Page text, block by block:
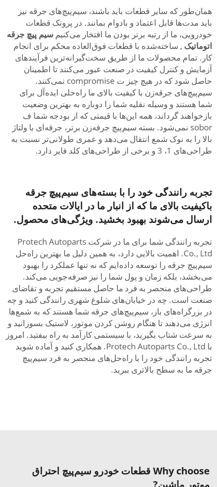
همان‌طور که سایر قطعات باید باشند، سیم‌پیچ‌های جرقه نیز
باید مدت‌ها قابل اعتماد و بادوام بمانند. در پروتک قطعات
خودرویی، ما از رتبه برتر بودن ما افتخار می‌کنیم سیم پیچ جرقه
اتوماتیک , ساخته‌شده با قطعات فوق‌العاده محکم برای انجام
کار. تمام محصولات ما از طریق سخت‌گیرانه‌ترین فرآیندهای
آزمایش و کنترل کیفیت در صنعت عبور می‌کنند تا اطمینان
حاصل شود که در هیچ چیز ت compromise نمی‌کنند.
سیم‌پیچ‌های جرقه‌زن با کیفیت بالای ما راه‌حلی ایده‌آل برای
شما هستند و وسیله نقلیه شما را دوباره به بهترین وضعیت
بازخواهند گرداند، همه این‌ها با قیمتی که از بودجه شما ف
sobor نمی‌شود. بسته سیم‌پیچ جرقه‌زن برتر، جرقه‌ای با ولتاژ
بالا را به نوک شمع انتقال می‌دهد و عمری طولانی‌تر نسبت به
طراحی‌های 1، 3 و برخی از طراحی‌های کلد فایر دارد.
تجربه رانندگی خود را با بسته‌های سیم‌پیچ جرقه
باکیفیت بالای ما که از انبار ما در ایالات متحده
ارسال می‌شوند بهبود بخشید. ویژگی‌های محصول.
تجربه رانندگی شما برای ما در شرکت Protech Autoparts
Co., Ltd. اهمیت بالایی دارد، به همین دلیل ما بهترین راه‌حل
سیم‌پیچ جرقه را توسعه داده‌ایم که نه تنها عملکرد را بهبود
می‌بخشد، بلکه زمان و پول شما را نیز صرفه‌جویی می‌کند.
طراحی‌های منحصر به فرد ما حاصل مستقیم تجربه و تقاضای
صنعت است. چه در خیابان‌های شلوغ شهری رانندگی کنید و چه
در بزرگراه‌های باز، سیم‌پیچ‌های جرقه شما هستند که به شمع‌ها
انرژی می‌دهند تا هنگام روشن کردن موتور، لاستیک بسوزانید و
به سرعت شتاب بگیرید، با سیستمی کارآمد به راه بیفتید. امروز
با Protech Autoparts Co., Ltd. همکاری کنید و آماده شوید
تجربه رانندگی خود را با راه‌حل‌های منحصر به فرد سیم‌پیچ
جرقه ما به سطح بالاتری ببرید.
Why choose قطعات خودرو سیم‌پیچ احتراق
موتور ماشین?